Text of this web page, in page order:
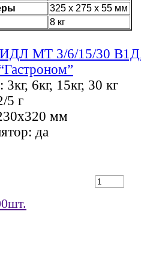
325 x 275 x 55 мм
8 кг
МТ 3/6/15/30
3кг, 6кг, 15кг, 30 кг
5 г
мм
да